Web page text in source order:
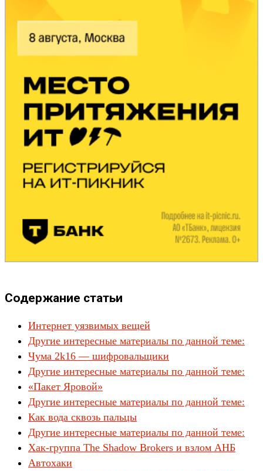
Содержание статьи
Интернет уязвимых вещей
Другие интересные материалы по данной теме:
Чума 2k16 — шифровальщики
Другие интересные материалы по данной теме:
«Пакет Яровой»
Другие интересные материалы по данной теме:
Как вода сквозь пальцы
Другие интересные материалы по данной теме:
Хак-группа The Shadow Brokers и взлом АНБ
Автохаки